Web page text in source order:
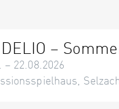
–
– 22.08.2026